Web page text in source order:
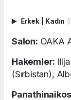
Erkek Kadın
Salon: OAKA
Hakemler:
(Sırbistan),